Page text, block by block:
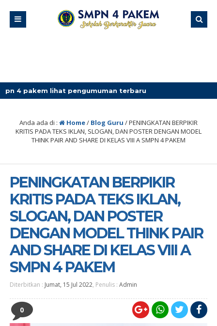
pengumuman terbaru
Anda ada di : Home/ Blog Guru /PENINGKATAN BERPIKIR
KRITIS PADA TEKS IKLAN, SLOGAN, DAN POSTER DENGAN MODEL
THINK PAIR AND SHARE DI KELAS VIII A SMPN 4 PAKEM
PENINGKATAN BERPIKIR
KRITIS PADA TEKS IKLAN,
SLOGAN, DAN POSTER
DENGAN MODEL THINK PAIR
AND SHARE DI KELAS VIII A
SMPN 4 PAKEM
Diterbitkan : Jumat, 15 Jul 2022, Penulis : Admin
0